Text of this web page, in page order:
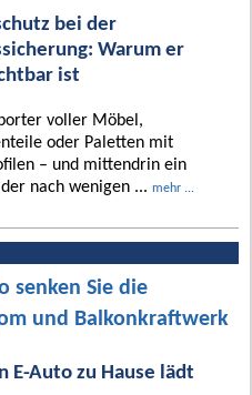
bei der
Warum er
ist
voller Möbel,
oder Paletten mit
– und mittendrin ein
nach wenigen ... mehr ...
senken Sie die
und Balkonkraftwerk
E-Auto zu Hause lädt